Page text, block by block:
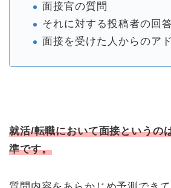
面接官の質問
それに対する投稿者の回
面接を受けた人からのア
就活/転職において面接というの
準です。